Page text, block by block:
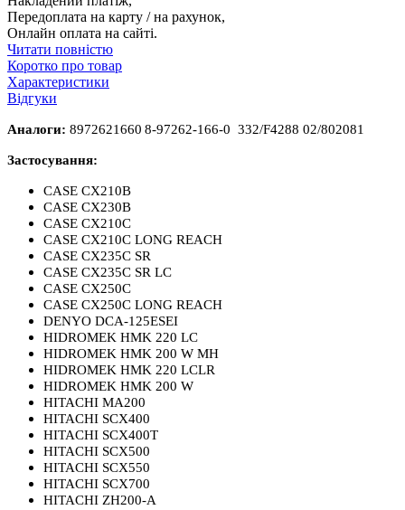
Передоплата на карту / на рахунок,
Онлайн оплата на сайті.
Читати повністю
Коротко про товар
Характеристики
Відгуки
Аналоги: 8972621660 8-97262-166-0 332/F4288 02/802081
Застосування:
CASE CX210B
CASE CX230B
CASE CX210C
CASE CX210C LONG REACH
CASE CX235C SR
CASE CX235C SR LC
CASE CX250C
CASE CX250C LONG REACH
DENYO DCA-125ESEI
HIDROMEK HMK 220 LC
HIDROMEK HMK 200 W MH
HIDROMEK HMK 220 LCLR
HIDROMEK HMK 200 W
HITACHI MA200
HITACHI SCX400
HITACHI SCX400T
HITACHI SCX500
HITACHI SCX550
HITACHI SCX700
HITACHI ZH200-A